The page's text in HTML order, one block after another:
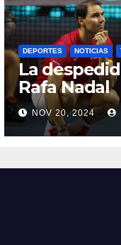
DEPORTES NOTICIAS
La
Rafa Nadal
NOV 20, 2024